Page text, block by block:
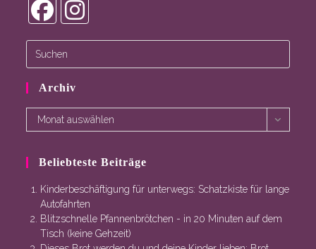
in
tab
a
tab
Archiv
ArchivMonat auswählen
Beliebteste Beiträge
Kinderbeschäftigung für unterwegs: Schatzkiste für lange
Autofahrten
Blitzschnelle Pfannenbrötchen - in 20 Minuten auf dem
Tisch (keine Gehzeit)